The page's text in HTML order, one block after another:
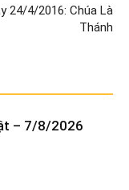
24/4/2016: Chúa Là
Thánh
– 7/8/2026